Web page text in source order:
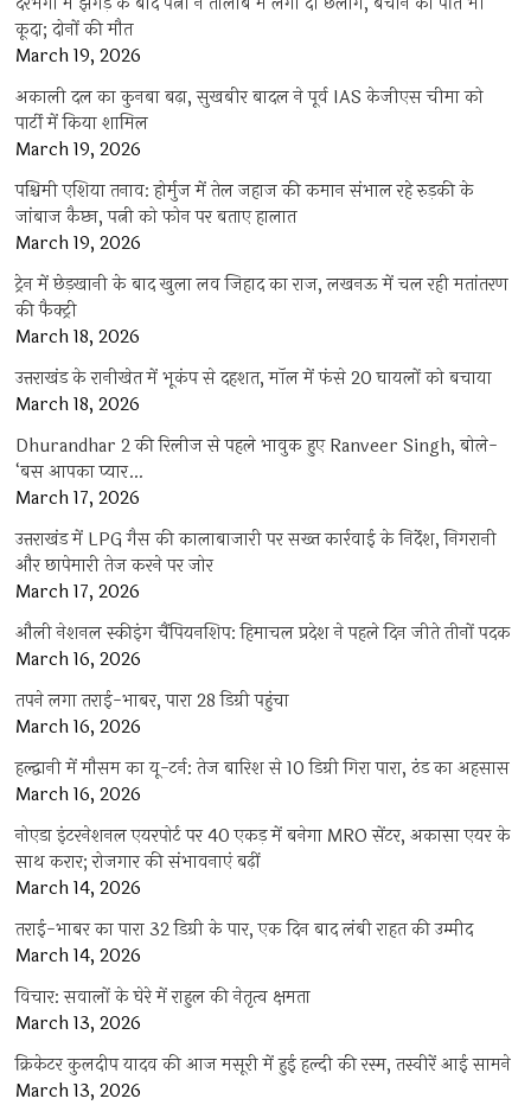
कूदा; दोनों की मौत
March 19, 2026
अकाली दल का कुनबा बढ़ा, सुखबीर बादल ने पूर्व IAS केजीएस चीमा को
पार्टी में किया शामिल
March 19, 2026
पश्चिमी एशिया तनाव: होर्मुज में तेल जहाज की कमान संभाल रहे रुड़की के
जांबाज कैप्टन, पत्नी को फोन पर बताए हालात
March 19, 2026
ट्रेन में छेड़खानी के बाद खुला लव जिहाद का राज, लखनऊ में चल रही मतांतरण
की फैक्ट्री
March 18, 2026
उत्तराखंड के रानीखेत में भूकंप से दहशत, मॉल में फंसे 20 घायलों को बचाया
March 18, 2026
Dhurandhar 2 की रिलीज से पहले भावुक हुए Ranveer Singh, बोले-
‘बस आपका प्यार…
March 17, 2026
उत्तराखंड में LPG गैस की कालाबाजारी पर सख्त कार्रवाई के निर्देश, निगरानी
और छापेमारी तेज करने पर जोर
March 17, 2026
औली नेशनल स्कीइंग चैंपियनशिप: हिमाचल प्रदेश ने पहले दिन जीते तीनों पदक
March 16, 2026
तपने लगा तराई-भाबर, पारा 28 डिग्री पहुंचा
March 16, 2026
हल्द्वानी में मौसम का यू-टर्न: तेज बारिश से 10 डिग्री गिरा पारा, ठंड का अहसास
March 16, 2026
नोएडा इंटरनेशनल एयरपोर्ट पर 40 एकड़ में बनेगा MRO सेंटर, अकासा एयर के
साथ करार; रोजगार की संभावनाएं बढ़ीं
March 14, 2026
तराई-भाबर का पारा 32 डिग्री के पार, एक दिन बाद लंबी राहत की उम्मीद
March 14, 2026
विचार: सवालों के घेरे में राहुल की नेतृत्व क्षमता
March 13, 2026
क्रिकेटर कुलदीप यादव की आज मसूरी में हुई हल्दी की रस्म, तस्वीरें आई सामने
March 13, 2026